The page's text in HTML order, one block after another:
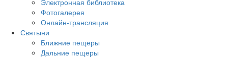
Электронная библиотека
Фотогалерея
Онлайн-трансляция
Святыни
Ближние пещеры
Дальние пещеры